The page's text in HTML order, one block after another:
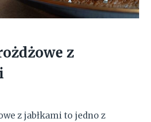
z
z jabłkami to jedno z